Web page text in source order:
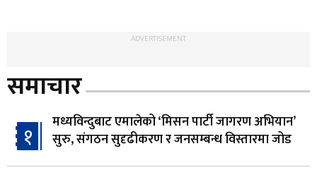
ADVERTISEMENT
समाचार
१
मध्यविन्दुबाट एमालेको ‘मिसन पार्टी जागरण अभियान’
सुरु, संगठन सुदृढीकरण र जनसम्बन्ध विस्तारमा जोड